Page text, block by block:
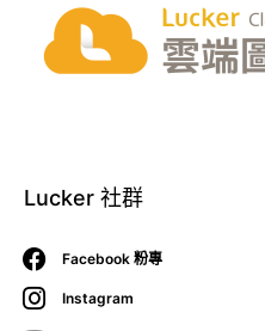
Lucker 社群
Facebook 粉專
Instagram